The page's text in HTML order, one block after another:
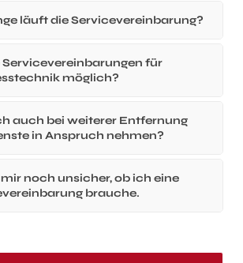
läuft die Servicevereinbarung?
Servicevereinbarungen für
möglich?
auch bei weiterer Entfernung
in Anspruch nehmen?
noch unsicher, ob ich eine
brauche.